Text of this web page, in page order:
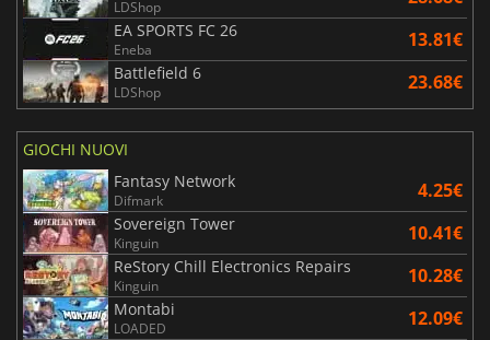
LDShop
EA SPORTS FC 26
Eneba 13.81€
Battlefield 6
LDShop 23.68€
GIOCHI NUOVI
Fantasy Network
Difmark 4.25€
Sovereign Tower
Kinguin 10.41€
ReStory Chill Electronics Repairs
Kinguin 10.28€
Montabi
LOADED 12.09€